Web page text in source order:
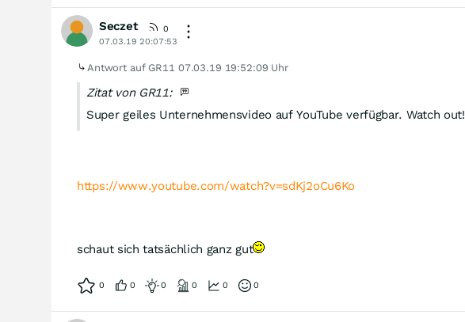
Seczet
0
07.03.19 20:07:53
Antwort auf GR11 07.03.19 19:52:09 Uhr
Zitat von GR11:
Super geiles Unternehmensvideo auf YouTube verfügbar. Watch out!
https://www.youtube.com/watch?v=sdKj2oCu6Ko
schaut sich tatsächlich ganz gut
0 0 0 0 0 0